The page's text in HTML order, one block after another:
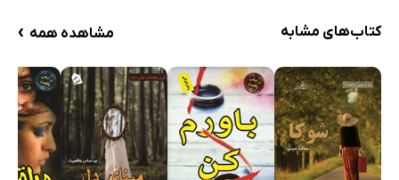
فصل هفتم: وقتی ارزش‌هایت مشخص باشد...
پیش به سوی استقلال
وقتی قطب‌نما داشته باشی گم نمی‌شی
فصل هشتم: تضادهای که باعث یکپارچگی می‌شوند
کتاب‌های مشابه مشاهده همه ›